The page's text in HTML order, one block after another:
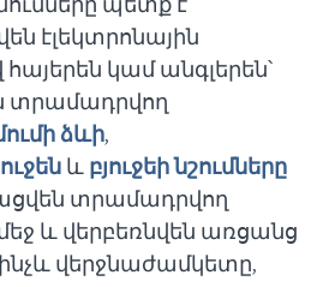
էլեկտրոնային
կամ անգլերեն՝
տրամադրվող
ձևի,
և բյուջեի նշումները
տրամադրվող
և վերբեռնվեն առցանց
վերջնաժամկետը,